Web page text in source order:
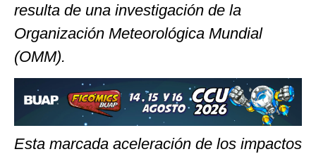
resulta de una investigación de la
Organización Meteorológica Mundial
(OMM).
Esta marcada aceleración de los impactos